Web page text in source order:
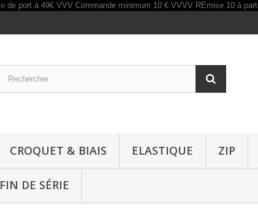
CROQUET & BIAIS ELASTIQUE ZIP
FIN DE SÉRIE